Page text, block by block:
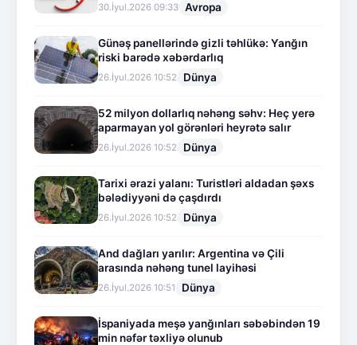
30.İyul.2026 09:33 Avropa
Günəş panellərində gizli təhlükə: Yanğın
riski barədə xəbərdarlıq
26.İyul.2026 10:52 Dünya
52 milyon dollarlıq nəhəng səhv: Heç yerə
aparmayan yol görənləri heyrətə salır
26.İyul.2026 10:52 Dünya
Tarixi ərazi yalanı: Turistləri aldadan şəxs
bələdiyyəni də çaşdırdı
26.İyul.2026 10:52 Dünya
And dağları yarılır: Argentina və Çili
arasında nəhəng tunel layihəsi
26.İyul.2026 10:51 Dünya
İspaniyada meşə yanğınları səbəbindən 19
min nəfər təxliyə olunub